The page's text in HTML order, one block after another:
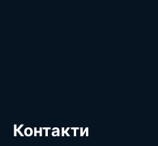
Контакти